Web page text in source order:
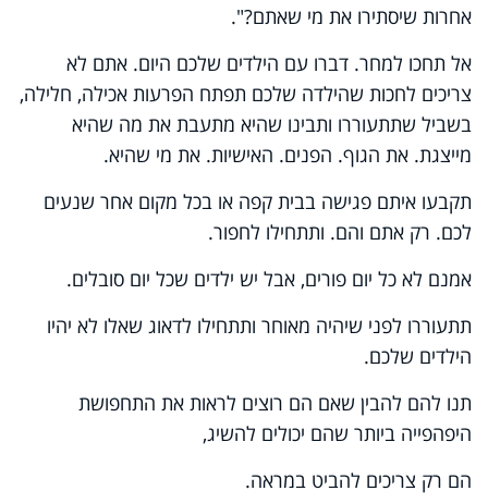
אחרות שיסתירו את מי שאתם?".
אל תחכו למחר. דברו עם הילדים שלכם היום. אתם לא
צריכים לחכות שהילדה שלכם תפתח הפרעות אכילה, חלילה,
בשביל שתתעוררו ותבינו שהיא מתעבת את מה שהיא
מייצגת. את הגוף. הפנים. האישיות. את מי שהיא.
תקבעו איתם פגישה בבית קפה או בכל מקום אחר שנעים
לכם. רק אתם והם. ותתחילו לחפור.
אמנם לא כל יום פורים, אבל יש ילדים שכל יום סובלים.
תתעוררו לפני שיהיה מאוחר ותתחילו לדאוג שאלו לא יהיו
הילדים שלכם.
תנו להם להבין שאם הם רוצים לראות את התחפושת
היפהפייה ביותר שהם יכולים להשיג,
הם רק צריכים להביט במראה.